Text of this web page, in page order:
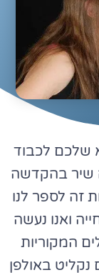
שלכם לכבוד
לה שיר בהקדשה
זה לספר לנו
ואנו נעשה
המקוריות
נקליט באולפן